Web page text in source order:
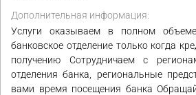
Дополнительная информация:
Услуги оказываем в полном
банковское отделение только когда
получению Сотрудничаем с
отделения банка, региональные
вами время посещения банка